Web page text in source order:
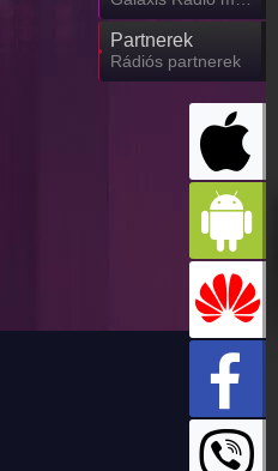
Partnerek
Rádiós partnerek